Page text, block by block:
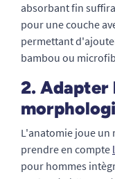
absorbant fin
pour une couche
permettant
bambou ou
2. Adapter
L'anatomie joue
prendre en compte
pour hommes